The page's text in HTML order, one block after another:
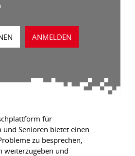
ANMELDEN
für
und Senioren bietet einen
zu besprechen,
weiterzugeben und